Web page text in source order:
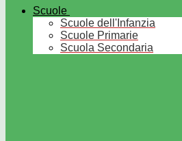
Scuole
Scuole dell'Infanzia
Scuole Primarie
Scuola Secondaria